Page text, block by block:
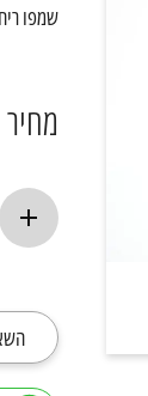
שמפו
מחיר